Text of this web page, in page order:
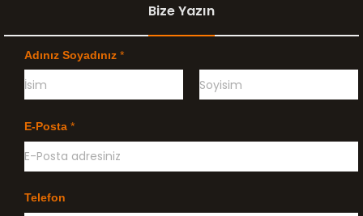
Bize Yazın
Adınız Soyadınız *
c
e
i
l
e
E-Posta *
Telefon